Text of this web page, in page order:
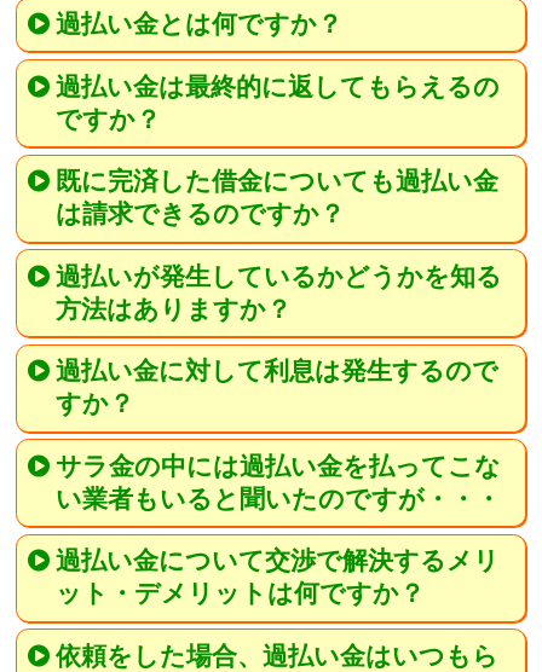
過払い金とは何ですか？
過払い金は最終的に返してもらえるの
ですか？
既に完済した借金についても過払い金
は請求できるのですか？
過払いが発生しているかどうかを知る
方法はありますか？
過払い金に対して利息は発生するので
すか？
サラ金の中には過払い金を払ってこな
い業者もいると聞いたのですが・・・
過払い金について交渉で解決するメリ
ット・デメリットは何ですか？
依頼をした場合、過払い金はいつもら